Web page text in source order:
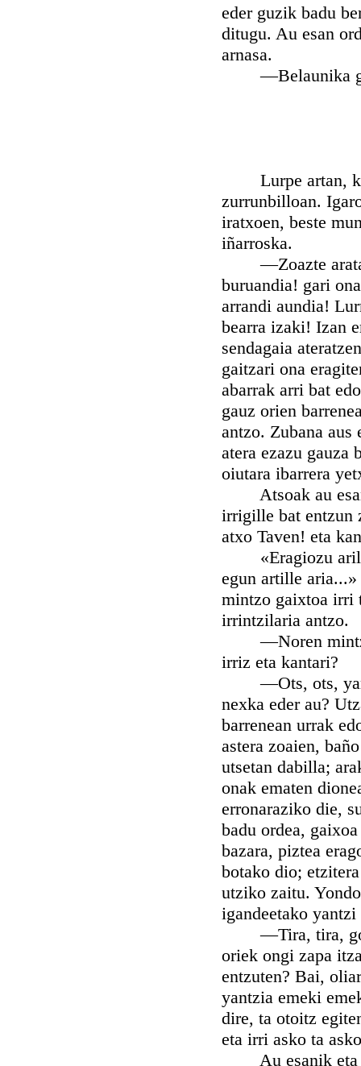
eder guzik badu
ditugu. Au esan
arnasa.
—Belaunika
Lurpe artan,
zurrunbilloan.
iratxoen, beste
iñarroska.
—Zoazte
buruandia! gari
arrandi aundia!
bearra izaki! Izan
sendagaia
gaitzari ona
abarrak arri bat
gauz orien
antzo. Zubana aus
atera ezazu gauza
oiutara ibarrera
Atsoak au esan
irrigille bat entzun
atxo Taven! eta
«Eragiozu
egun artille
mintzo gaixtoa irri
irrintzilaria antzo.
—Noren
irriz eta kantari?
—Ots, ots,
nexka eder au?
barrenean urrak
astera zoaien,
utsetan dabilla;
onak ematen
erronaraziko die,
badu ordea,
bazara, piztea
botako dio;
utziko zaitu.
igandeetako
—Tira, tira,
oriek ongi zapa
entzuten? Bai,
yantzia emeki
dire, ta otoitz
eta irri asko ta
Au esanik eta